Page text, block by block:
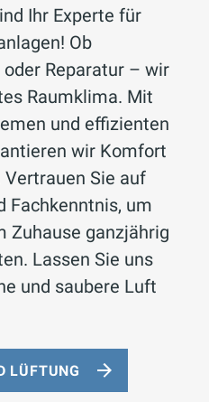
Ihr Experte für
Ob
Reparatur – wir
Raumklima. Mit
und effizienten
wir Komfort
Vertrauen Sie auf
Fachkenntnis, um
Zuhause ganzjährig
Lassen Sie uns
und saubere Luft
LÜFTUNG